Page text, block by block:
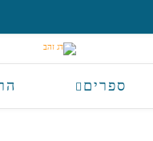
ספרים